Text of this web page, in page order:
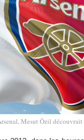
Mesut Özil découvrait